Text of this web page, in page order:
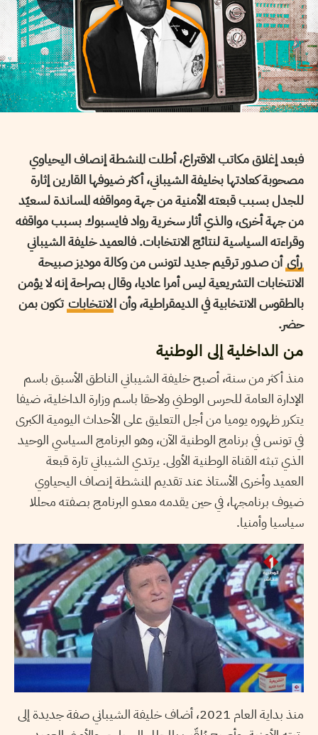
فبعد إغلاق مكاتب الاقتراع، أطلت المنشطة إنصاف اليحياوي
مصحوبة كعادتها بخليفة الشيباني، أكثر ضيوفها القارين إثارة
للجدل بسبب قبعته الأمنية من جهة ومواقفه المساندة لسعيّد
من جهة أخرى، والذي أثار سخرية رواد فايسبوك بسبب مواقفه
وقراءته السياسية لنتائج الانتخابات. فالعميد خليفة الشيباني
رأىأن صدور ترقيم جديد لتونس من وكالة موديز صبيحة
الانتخابات التشريعية ليس أمرا عاديا، وقال بصراحة إنه لا يؤمن
بالطقوس الانتخابية في الديمقراطية، وأن الانتخابات تكون بمن
حضر.
من الداخلية إلى الوطنية
منذ أكثر من سنة، أصبح خليفة الشيباني الناطق الأسبق باسم
الإدارة العامة للحرس الوطني ولاحقا باسم وزارة الداخلية، ضيفا
يتكرر ظهوره يوميا من أجل التعليق على الأحداث اليومية الكبرى
في تونس في برنامج الوطنية الآن، وهو البرنامج السياسي الوحيد
الذي تبثه القناة الوطنية الأولى. يرتدي الشيباني تارة قبعة
العميد وأخرى الأستاذ عند تقديم المنشطة إنصاف اليحياوي
ضيوف برنامجها، في حين يقدمه معدو البرنامج بصفته محللا
سياسيا وأمنيا.
منذ بداية العام 2021، أضاف خليفة الشيباني صفة جديدة إلى